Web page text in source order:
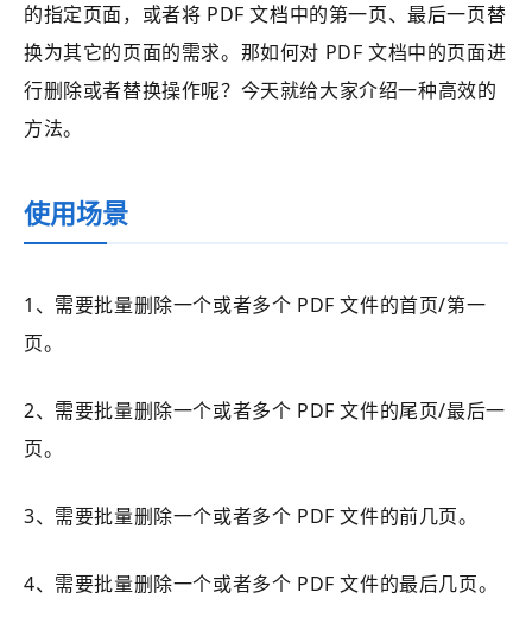
的指定页面，或者将 PDF 文档中的第一页、最后一页替
换为其它的页面的需求。那如何对 PDF 文档中的页面进
行删除或者替换操作呢？今天就给大家介绍一种高效的
方法。
使用场景
1、需要批量删除一个或者多个 PDF 文件的首页/第一
页。
2、需要批量删除一个或者多个 PDF 文件的尾页/最后一
页。
3、需要批量删除一个或者多个 PDF 文件的前几页。
4、需要批量删除一个或者多个 PDF 文件的最后几页。